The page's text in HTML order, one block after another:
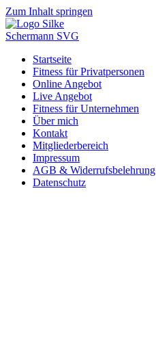
Zum Inhalt springen
Startseite
Fitness für Privatpersonen
Online Angebot
Live Angebot
Fitness für Unternehmen
Über mich
Kontakt
Mitgliederbereich
Impressum
AGB & Widerrufsbelehrung
Datenschutz